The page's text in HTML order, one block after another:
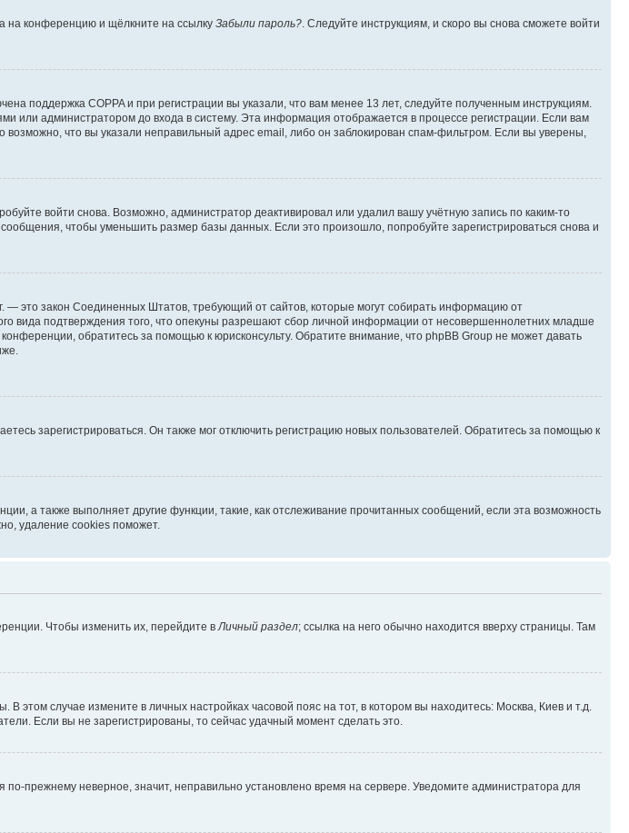
на конференцию и щёлкните на ссылку Забыли пароль? . Следуйте инструкциям, и скоро вы снова сможете войти
поддержка COPPA и при регистрации вы указали, что вам менее 13 лет, следуйте полученным инструкциям.
или администратором до входа в систему. Эта информация отображается в процессе регистрации. Если вам
что вы указали неправильный адрес email, либо он заблокирован спам-фильтром. Если вы уверены,
войти снова. Возможно, администратор деактивировал или удалил вашу учётную запись по каким-то
чтобы уменьшить размер базы данных. Если это произошло, попробуйте зарегистрироваться снова и
— это закон Соединенных Штатов, требующий от сайтов, которые могут собирать информацию от
вида подтверждения того, что опекуны разрешают сбор личной информации от несовершеннолетних младше
обратитесь за помощью к юрисконсульту. Обратите внимание, что phpBB Group не может давать
зарегистрироваться. Он также мог отключить регистрацию новых пользователей. Обратитесь за помощью к
а также выполняет другие функции, такие, как отслеживание прочитанных сообщений, если эта возможность
удаление cookies поможет.
Чтобы изменить их, перейдите в Личный раздел; ссылка на него обычно находится вверху страницы. Там
этом случае измените в личных настройках часовой пояс на тот, в котором вы находитесь: Москва, Киев и т.д.
Если вы не зарегистрированы, то сейчас удачный момент сделать это.
прежнему неверное, значит, неправильно установлено время на сервере. Уведомите администратора для